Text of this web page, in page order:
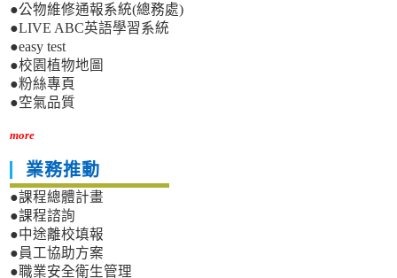
●公物維修通報系統(總務處)
●LIVE ABC英語學習系統
●easy test
●校園植物地圖
●粉絲專頁
●空氣品質
more
業務推動
●課程總體計畫
●課程諮詢
●中途離校填報
●員工協助方案
●職業安全衛生管理